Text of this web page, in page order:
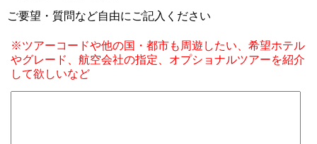
ご要望・質問など自由にご記入ください
※ツアーコードや他の国・都市も周遊したい、希望ホテル
やグレード、航空会社の指定、オプショナルツアーを紹介
して欲しいなど